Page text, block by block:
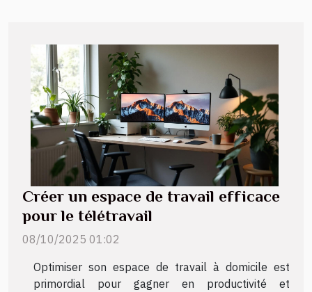
Créer un espace de travail efficace
pour le télétravail
08/10/2025 01:02
Optimiser son espace de travail à domicile est
primordial pour gagner en productivité et